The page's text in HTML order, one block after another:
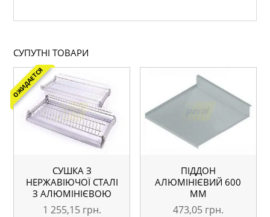
СУПУТНІ ТОВАРИ
ОЖИДАЕТСЯ
СУШКА З
НЕРЖАВІЮЧОЇ СТАЛІ
З АЛЮМІНІЄВОЮ
РАМКОЮ Х900 ММ
1 255,15 грн.
ПІДДОН
АЛЮМІНІЄВИЙ 600
ММ
473,05 грн.